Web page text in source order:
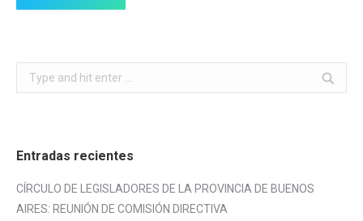
Search:
Entradas recientes
CÍRCULO DE LEGISLADORES DE LA PROVINCIA DE BUENOS
AIRES: REUNIÓN DE COMISIÓN DIRECTIVA